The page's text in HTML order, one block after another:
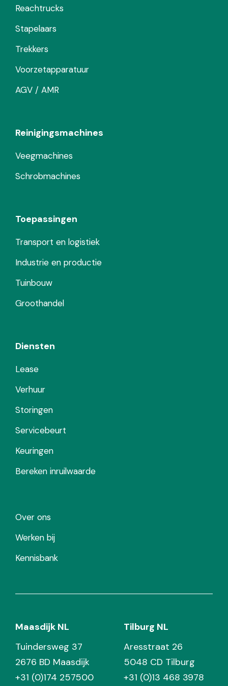
Reachtrucks
Stapelaars
Trekkers
Voorzetapparatuur
AGV / AMR
Reinigingsmachines
Veegmachines
Schrobmachines
Toepassingen
Transport en logistiek
Industrie en productie
Tuinbouw
Groothandel
Diensten
Lease
Verhuur
Storingen
Servicebeurt
Keuringen
Bereken inruilwaarde
Over ons
Werken bij
Kennisbank
Maasdijk NL
Tuindersweg 37
2676 BD Maasdijk
+31 (0)174 257500
Tilburg NL
Aresstraat 26
5048 CD Tilburg
+31 (0)13 468 3978